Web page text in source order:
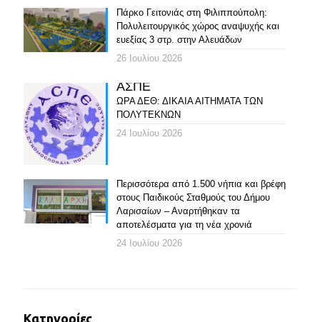
Πάρκο Γειτονιάς στη Φιλιππούπολη:
Πολυλειτουργικός χώρος αναψυχής και
ευεξίας 3 στρ. στην Αλευάδων
26 Ιουλίου 2026
ΑΣΠΕ
ΩΡΑ ΔΕΘ: ΔΙΚΑΙΑ ΑΙΤΗΜΑΤΑ ΤΩΝ
ΠΟΛΥΤΕΚΝΩΝ
24 Ιουλίου 2026
Περισσότερα από 1.500 νήπια και βρέφη
στους Παιδικούς Σταθμούς του Δήμου
Λαρισαίων – Αναρτήθηκαν τα
αποτελέσματα για τη νέα χρονιά
24 Ιουλίου 2026
Κατηγορίες